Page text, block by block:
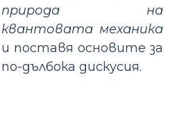
природа на
квантовата механика
и поставя основите за
по-дълбока дискусия.